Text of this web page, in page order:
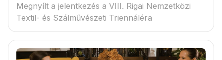
Megnyílt a jelentkezés a VIII. Rigai Nemzetközi
Textil- és Szálművészeti Triennáléra